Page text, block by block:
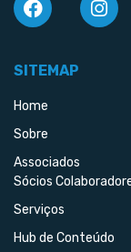
SITEMAP
Home
Sobre
Associados
Sócios
Serviços
Hub de Conteúdo